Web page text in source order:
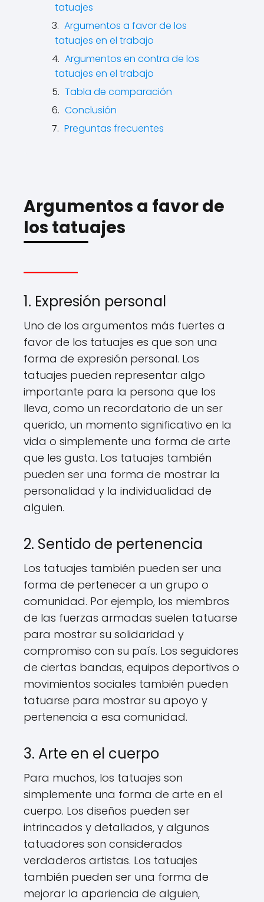
tatuajes
Argumentos a favor de los
tatuajes en el trabajo
Argumentos en contra de los
tatuajes en el trabajo
Tabla de comparación
Conclusión
Preguntas frecuentes
Argumentos a favor de
los tatuajes
1. Expresión personal
Uno de los argumentos más fuertes a
favor de los tatuajes es que son una
forma de expresión personal. Los
tatuajes pueden representar algo
importante para la persona que los
lleva, como un recordatorio de un ser
querido, un momento significativo en la
vida o simplemente una forma de arte
que les gusta. Los tatuajes también
pueden ser una forma de mostrar la
personalidad y la individualidad de
alguien.
2. Sentido de pertenencia
Los tatuajes también pueden ser una
forma de pertenecer a un grupo o
comunidad. Por ejemplo, los miembros
de las fuerzas armadas suelen tatuarse
para mostrar su solidaridad y
compromiso con su país. Los seguidores
de ciertas bandas, equipos deportivos o
movimientos sociales también pueden
tatuarse para mostrar su apoyo y
pertenencia a esa comunidad.
3. Arte en el cuerpo
Para muchos, los tatuajes son
simplemente una forma de arte en el
cuerpo. Los diseños pueden ser
intrincados y detallados, y algunos
tatuadores son considerados
verdaderos artistas. Los tatuajes
también pueden ser una forma de
mejorar la apariencia de alguien,